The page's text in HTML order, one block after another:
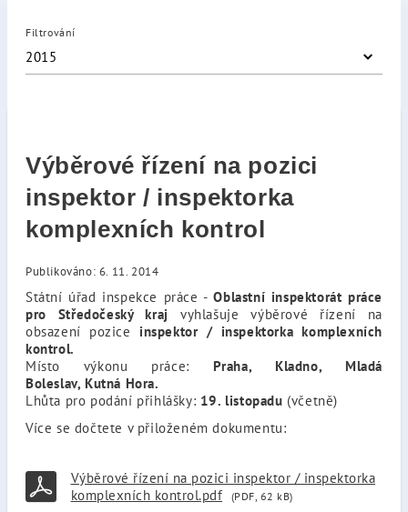
Filtrování
2015
Výběrové řízení na pozici
inspektor / inspektorka
komplexních kontrol
Publikováno: 6. 11. 2014
Státní úřad inspekce práce -Oblastní inspektorát práce
pro Středočeský kraj vyhlašuje výběrové řízení na
obsazení pozice inspektor / inspektorka komplexních
kontrol.
Místo výkonu práce: Praha, Kladno, Mladá
Boleslav, Kutná Hora.
Lhůta pro podání přihlášky: 19. listopadu (včetně)
Více se dočtete v přiloženém dokumentu:
Výběrové řízení na pozici inspektor / inspektorka
komplexních kontrol.pdf
(PDF, 62 kB)